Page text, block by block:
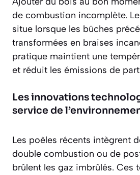
de combustion incomplète.
situe lorsque les bûches
transformées en braises
pratique maintient une
et réduit les émissions de
Les innovations
service de
Les poêles récents intègrent
double combustion ou de
brûlent les gaz imbrûlés. Ces